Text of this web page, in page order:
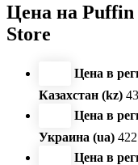
Цена на Puffin
Store
Цена в
Казахстан (kz)
Цена в
Украина (ua)
Цена в